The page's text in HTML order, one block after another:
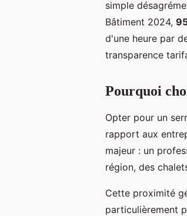
simple
Bâtiment 2024,
d'une heure par
transparence
Pourquoi
Opter pour un
rapport aux
majeur : un
région, des
Cette proximité
particulièrement